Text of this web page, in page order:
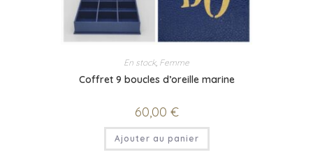
En stock, Femme
Coffret 9 boucles d’oreille marine
60,00 €
Ajouter au panier